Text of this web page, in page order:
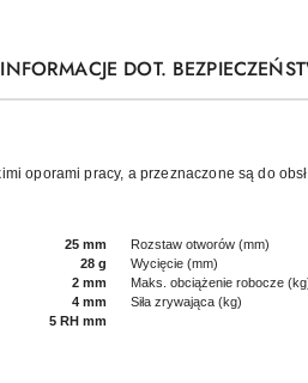
INFORMACJE DOT.
oporami pracy, a przeznaczone są do
25 mm
28 g
2 mm
4 mm
5 RH mm
Rozstaw otworów (mm)
Wycięcie (mm)
Maks. obciążenie robocze
Siła zrywająca (kg)